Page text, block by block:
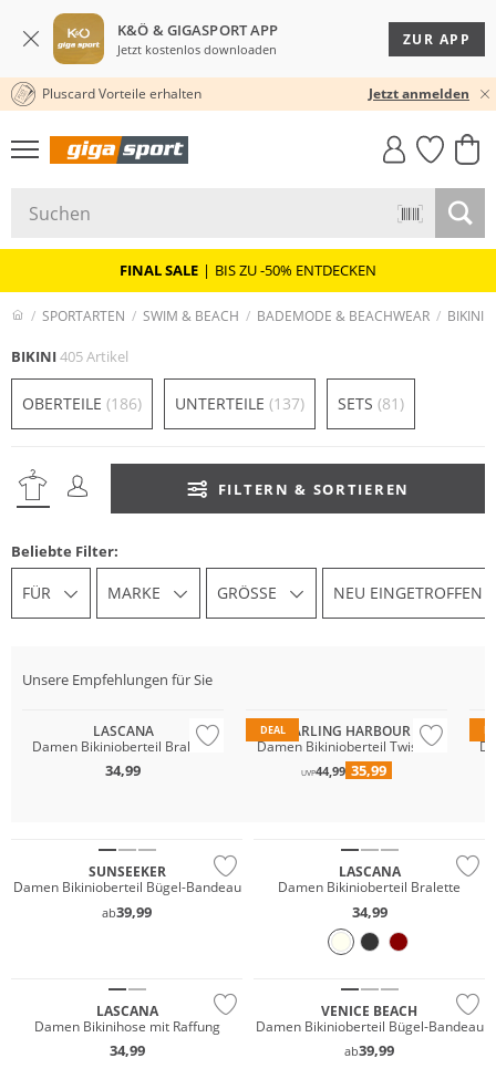
K&Ö & GIGASPORT APP
Jetzt kostenlos downloaden
ZUR APP
★★★★★ 4,8 / 5,0 STERNE
Pluscard Vorteile erhalten Jetzt anmelden
GIGASTYLE
FAHRRAD­
MUST-HAVE
FINAL SALE | BIS ZU -50% ENTDECKEN
SPORTARTEN SWIM & BEACH BADEMODE & BEACHWEAR BIKINI
BIKINI405 Artikel
OBERTEILE (186) UNTERTEILE (137) SETS (81)
FILTERN & SORTIEREN
Beliebte Filter:
FÜR MARKE GRÖSSE NEU EINGETROFFEN
Unsere Empfehlungen für Sie
Mix & Match
LASCANA
Damen Bikinioberteil Bralette
34,99
DEALDARLING HARBOUR
Damen Bikinioberteil Twisted
UVP44,99 35,99
SUNSEEKER
Damen Bikinioberteil Bügel-Bandeau
ab39,99
LASCANA
Damen Bikinioberteil Bralette
34,99
LASCANA
Damen Bikinihose mit Raffung
34,99
VENICE BEACH
Damen Bikinioberteil Bügel-Bandeau
ab39,99